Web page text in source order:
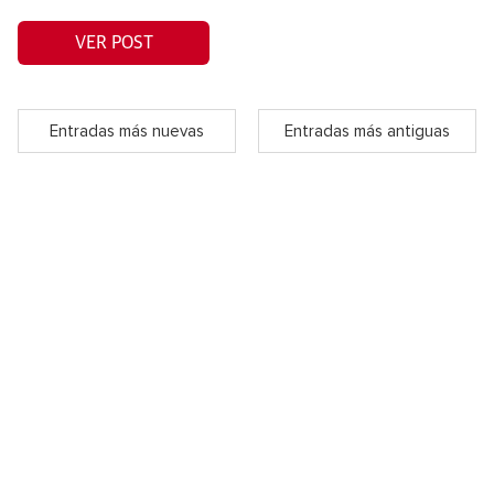
VER POST
Entradas más nuevas Entradas más antiguas